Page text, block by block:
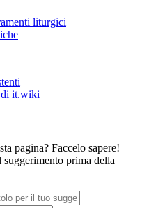
liturgici
di it.wiki
pagina? Faccelo sapere!
prima della